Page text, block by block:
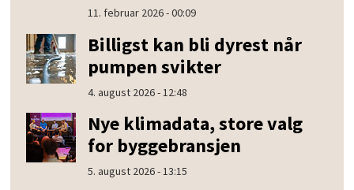
11. februar 2026 - 00:09
Billigst kan bli dyrest når
pumpen svikter
4. august 2026 - 12:48
Nye klimadata, store valg
for byggebransjen
5. august 2026 - 13:15